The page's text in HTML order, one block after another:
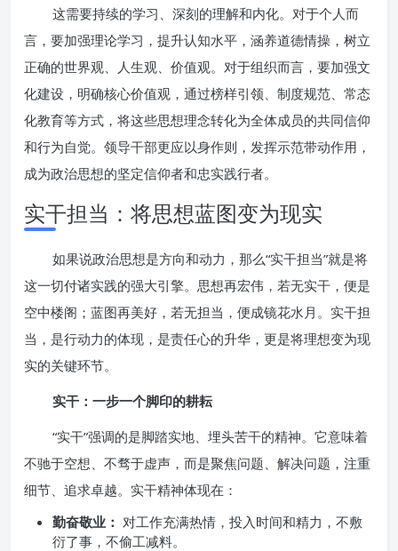
这需要持续的学习、深刻的理解和内化。对于个人而
言，要加强理论学习，提升认知水平，涵养道德情操，树立
正确的世界观、人生观、价值观。对于组织而言，要加强文
化建设，明确核心价值观，通过榜样引领、制度规范、常态
化教育等方式，将这些思想理念转化为全体成员的共同信仰
和行为自觉。领导干部更应以身作则，发挥示范带动作用，
成为政治思想的坚定信仰者和忠实践行者。
实干担当：将思想蓝图变为现实
如果说政治思想是方向和动力，那么“实干担当”就是将
这一切付诸实践的强大引擎。思想再宏伟，若无实干，便是
空中楼阁；蓝图再美好，若无担当，便成镜花水月。实干担
当，是行动力的体现，是责任心的升华，更是将理想变为现
实的关键环节。
实干：一步一个脚印的耕耘
“实干”强调的是脚踏实地、埋头苦干的精神。它意味着
不驰于空想、不骛于虚声，而是聚焦问题、解决问题，注重
细节、追求卓越。实干精神体现在：
勤奋敬业： 对工作充满热情，投入时间和精力，不敷
衍了事，不偷工减料。